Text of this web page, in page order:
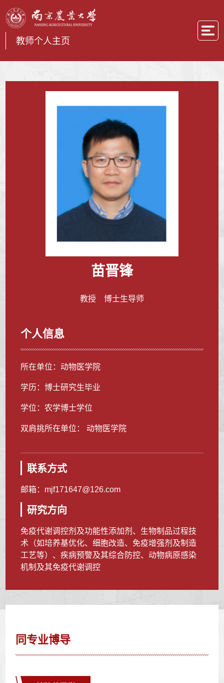
教师个人主页
苗晋锋
教授 博士生导师
个人信息
所在单位：动物医学院
学历：博士研究生毕业
学位：农学博士学位
双肩挑所在单位： 动物医学院
联系方式
邮箱： mjf171647@126.com
研究方向
免疫代谢调控剂及功能性添加剂、生物制品过程技
术（如培养基优化、细胞改造、免疫增强剂及制造
工艺等）、疾病预警及其综合防控、动物病原感染
机制及其免疫代谢调控
同专业博导